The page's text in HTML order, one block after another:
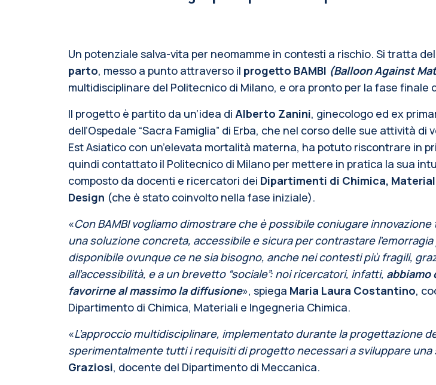
Un potenziale salva-vita per neomamme in contesti a rischio. Si tratta del
parto, messo a punto attraverso il progetto BAMBI (Balloon Against
multidisciplinare del Politecnico di Milano, e ora pronto per la fase
Il progetto è partito da un’idea di Alberto Zanini, ginecologo ed ex
dell’Ospedale “Sacra Famiglia” di Erba, che nel corso delle sue attività
Est Asiatico con un’elevata mortalità materna, ha potuto riscontrare in
quindi contattato il Politecnico di Milano per mettere in pratica la sua
composto da docenti e ricercatori dei Dipartimenti di Chimica,
Design (che è stato coinvolto nella fase iniziale).
«Con BAMBI vogliamo dimostrare che è possibile coniugare
una soluzione concreta, accessibile e sicura per contrastare
disponibile ovunque ce ne sia bisogno, anche nei contesti più fragili,
all’accessibilità, e a un brevetto “sociale”: noi ricercatori, infatti, abbiamo
favorirne al massimo la diffusione», spiega Maria Laura Costantino,
Dipartimento di Chimica, Materiali e Ingegneria Chimica.
«L’approccio multidisciplinare, implementato durante la progettazione
sperimentalmente tutti i requisiti di progetto necessari a sviluppare
Graziosi, docente del Dipartimento di Meccanica.